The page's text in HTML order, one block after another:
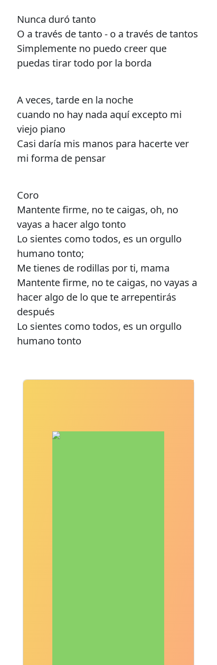
Nunca duró tanto
O a través de tanto - o a través de tantos
Simplemente no puedo creer que
puedas tirar todo por la borda
A veces, tarde en la noche
cuando no hay nada aquí excepto mi
viejo piano
Casi daría mis manos para hacerte ver
mi forma de pensar
Coro
Mantente firme, no te caigas, oh, no
vayas a hacer algo tonto
Lo sientes como todos, es un orgullo
humano tonto;
Me tienes de rodillas por ti, mama
Mantente firme, no te caigas, no vayas a
hacer algo de lo que te arrepentirás
después
Lo sientes como todos, es un orgullo
humano tonto